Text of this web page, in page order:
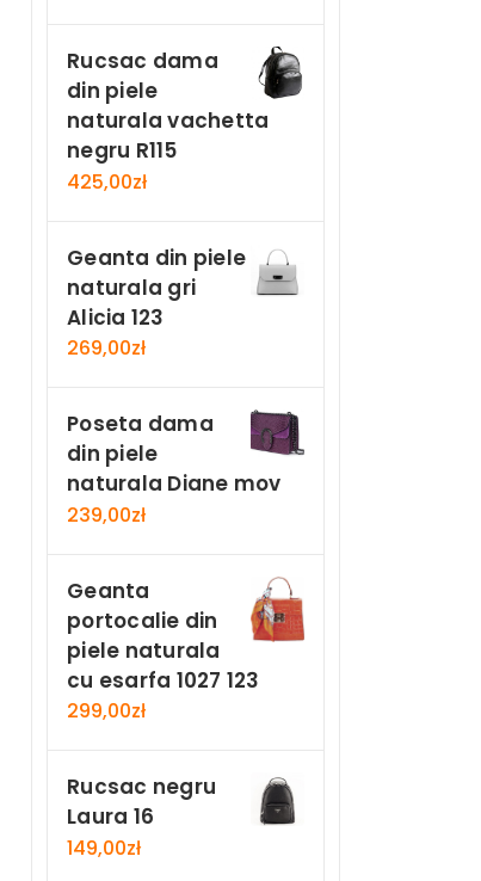
Rucsac dama
din piele
naturala vachetta
negru R115
425,00zł
Geanta din piele
naturala gri
Alicia 123
269,00zł
Poseta dama
din piele
naturala Diane mov
239,00zł
Geanta
portocalie din
piele naturala
cu esarfa 1027 123
299,00zł
Rucsac negru
Laura 16
149,00zł